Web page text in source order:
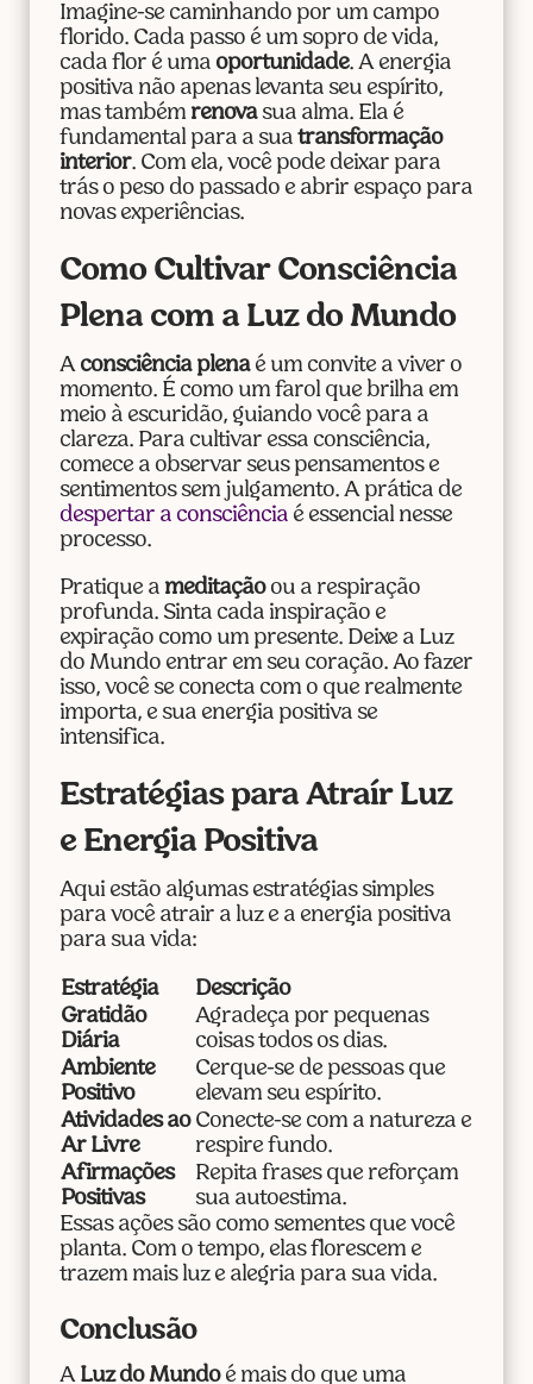
Imagine-se caminhando por um campo
florido. Cada passo é um sopro de vida,
cada flor é uma oportunidade. A energia
positiva não apenas levanta seu espírito,
mas também renovasua alma. Ela é
fundamental para a sua transformação
interior. Com ela, você pode deixar para
trás o peso do passado e abrir espaço para
novas experiências.
Como Cultivar Consciência
Plena com a Luz do Mundo
A consciência plenaé um convite a viver o
momento. É como um farol que brilha em
meio à escuridão, guiando você para a
clareza. Para cultivar essa consciência,
comece a observar seus pensamentos e
sentimentos sem julgamento. A prática de
despertar a consciênciaé essencial nesse
processo.
Pratique a meditaçãoou a respiração
profunda. Sinta cada inspiração e
expiração como um presente. Deixe a Luz
do Mundo entrar em seu coração. Ao fazer
isso, você se conecta com o que realmente
importa, e sua energia positiva se
intensifica.
Estratégias para Atraír Luz
e Energia Positiva
Aqui estão algumas estratégias simples
para você atrair a luz e a energia positiva
para sua vida:
Estratégia
Descrição
Gratidão
Diária
Agradeça por pequenas
coisas todos os dias.
Ambiente
Positivo
Cerque-se de pessoas que
elevam seu espírito.
Atividades ao
Ar Livre
Conecte-se com a natureza e
respire fundo.
Afirmações
Positivas
Repita frases que reforçam
sua autoestima.
Essas ações são como sementes que você
planta. Com o tempo, elas florescem e
trazem mais luz e alegria para sua vida.
Conclusão
A Luz do Mundoé mais do que uma